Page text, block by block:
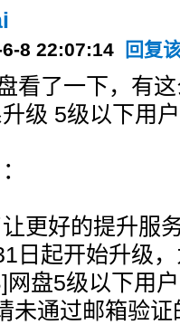
8 22:07:14 回复
看了一下，有
级 5级以下用
更好的提升服
日起开始升级
网盘5级以下用
未通过邮箱验